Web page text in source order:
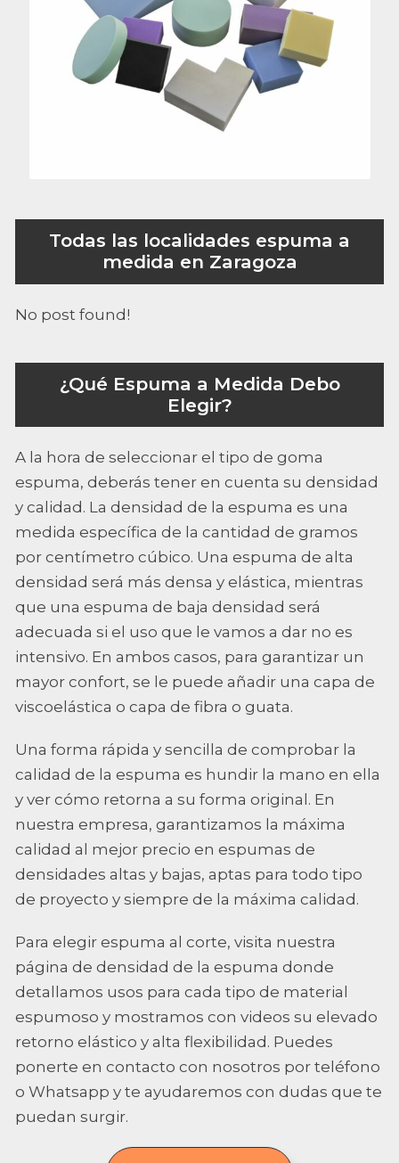
Todas las localidades espuma a
medida en Zaragoza
No post found!
¿Qué Espuma a Medida Debo
Elegir?
A la hora de seleccionar el tipo de goma
espuma, deberás tener en cuenta su densidad
y calidad. La densidad de la espuma es una
medida específica de la cantidad de gramos
por centímetro cúbico. Una espuma de alta
densidad será más densa y elástica, mientras
que una espuma de baja densidad será
adecuada si el uso que le vamos a dar no es
intensivo. En ambos casos, para garantizar un
mayor confort, se le puede añadir una capa de
viscoelástica o capa de fibra o guata.
Una forma rápida y sencilla de comprobar la
calidad de la espuma es hundir la mano en ella
y ver cómo retorna a su forma original. En
nuestra empresa, garantizamos la máxima
calidad al mejor precio en espumas de
densidades altas y bajas, aptas para todo tipo
de proyecto y siempre de la máxima calidad.
Para elegir espuma al corte, visita nuestra
página de densidad de la espuma donde
detallamos usos para cada tipo de material
espumoso y mostramos con videos su elevado
retorno elástico y alta flexibilidad. Puedes
ponerte en contacto con nosotros por teléfono
o Whatsapp y te ayudaremos con dudas que te
puedan surgir.